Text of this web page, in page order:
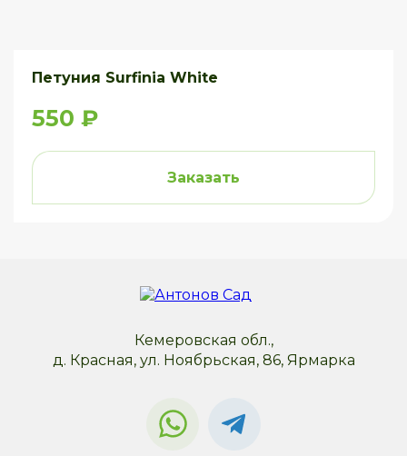
Петуния Surfinia White
550 ₽
Заказать
Кемеровская обл.,
д. Красная, ул. Ноябрьская, 86, Ярмарка